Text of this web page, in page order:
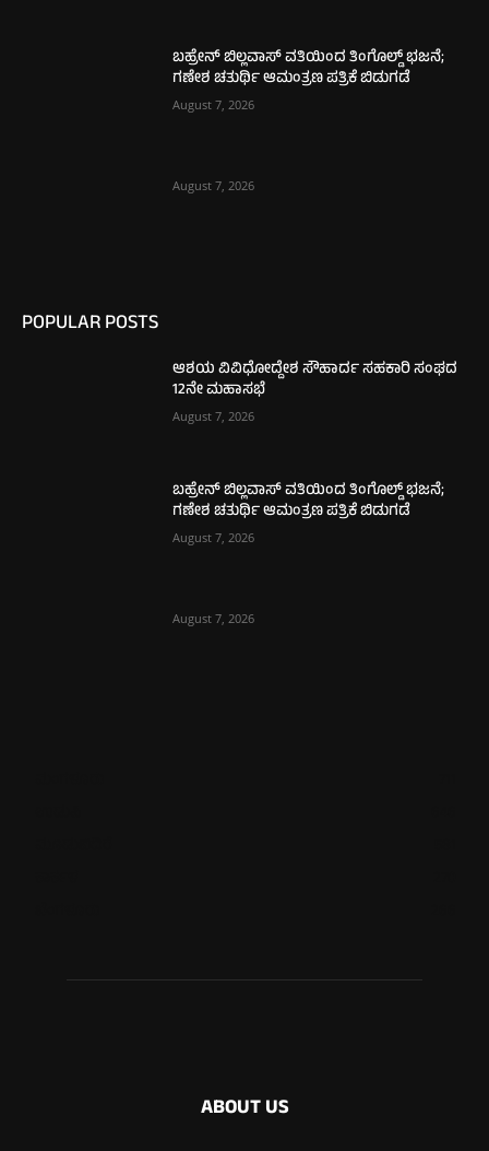
ಬಹ್ರೇನ್ ಬಿಲ್ಲವಾಸ್ ವತಿಯಿಂದ ತಿಂಗೊಲ್ಡ್ ಭಜನೆ;
ಗಣೇಶ ಚತುರ್ಥಿ ಆಮಂತ್ರಣ ಪತ್ರಿಕೆ ಬಿಡುಗಡೆ
August 7, 2026
August 7, 2026
POPULAR POSTS
ಆಶಯ ವಿವಿಧೋದ್ದೇಶ ಸೌಹಾರ್ದ ಸಹಕಾರಿ ಸಂಘದ
12ನೇ ಮಹಾಸಭೆ
August 7, 2026
ಬಹ್ರೇನ್ ಬಿಲ್ಲವಾಸ್ ವತಿಯಿಂದ ತಿಂಗೊಲ್ಡ್ ಭಜನೆ;
ಗಣೇಶ ಚತುರ್ಥಿ ಆಮಂತ್ರಣ ಪತ್ರಿಕೆ ಬಿಡುಗಡೆ
August 7, 2026
August 7, 2026
ABOUT US